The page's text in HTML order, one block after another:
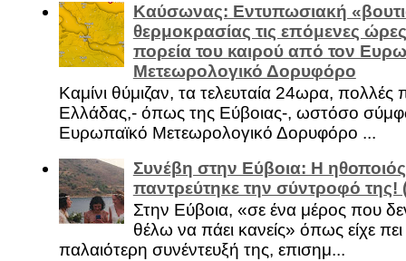
Καύσωνας: Εντυπωσιακή
θερμοκρασίας τις επόμενες
πορεία του καιρού από τον
Μετεωρολογικό Δορυφόρο
Καμίνι θύμιζαν, τα τελευταία 24ωρα, πολλές
Ελλάδας,- όπως της Εύβοιας-, ωστόσο
Ευρωπαϊκό Μετεωρολογικό Δορυφόρο ...
Συνέβη στην Εύβοια: Η
παντρεύτηκε την σύντροφό
Στην Εύβοια, «σε ένα μέρος που
θέλω να πάει κανείς» όπως είχε πει
παλαιότερη συνέντευξή της, επισημ...